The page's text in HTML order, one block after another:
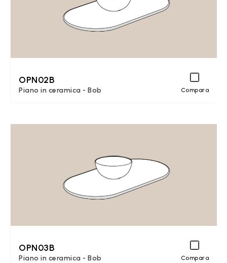
OPN02B
Piano in ceramica - Bob Compara
OPN03B
Piano in ceramica - Bob Compara